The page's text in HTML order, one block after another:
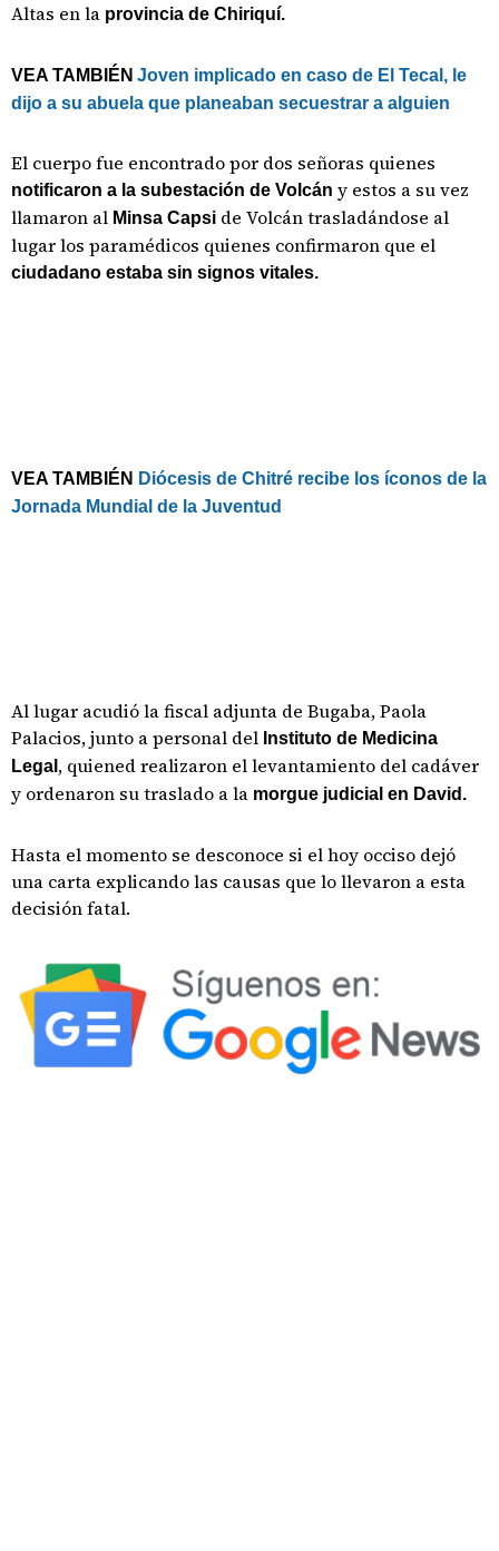
Altas en la provincia de Chiriquí.
VEA TAMBIÉN Joven implicado en caso de El Tecal, le
dijo a su abuela que planeaban secuestrar a alguien
El cuerpo fue encontrado por dos señoras quienes
notificaron a la subestación de Volcán y estos a su vez
llamaron al Minsa Capsi de Volcán trasladándose al
lugar los paramédicos quienes confirmaron que el
ciudadano estaba sin signos vitales.
VEA TAMBIÉN Diócesis de Chitré recibe los íconos de la
Jornada Mundial de la Juventud
Al lugar acudió la fiscal adjunta de Bugaba, Paola
Palacios, junto a personal del Instituto de Medicina
Legal , quiened realizaron el levantamiento del cadáver
y ordenaron su traslado a la morgue judicial en David.
Hasta el momento se desconoce si el hoy occiso dejó
una carta explicando las causas que lo llevaron a esta
decisión fatal.